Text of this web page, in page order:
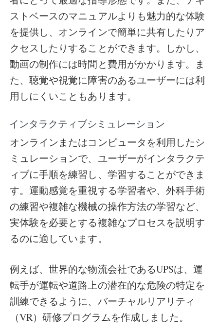
ストベースのマニュアルよりも魅力的な体験
を提供し、オンラインで簡単に共有したりア
クセスしたりすることができます。しかし、
動画の制作には時間と費用がかかります。ま
た、聴覚や視覚に障害のあるユーザーには利
用しにくいこともあります。
インタラクティブシミュレーション
オンラインまたはコンピュータを利用したシ
ミュレーションで、ユーザーがインタラクテ
ィブに手順を練習し、学習することができま
す。運動感覚を重視する学習者や、外科手術
の練習や複雑な機械の操作方法の学習など、
実体験を必要とする複雑なプロセスを説明す
るのに適しています。
例えば、世界的な物流会社であるUPSは、運
転手が運転や道路上の潜在的な危険の特定を
訓練できるように、バーチャルリアリティ
（VR）研修プログラムを作成しました。